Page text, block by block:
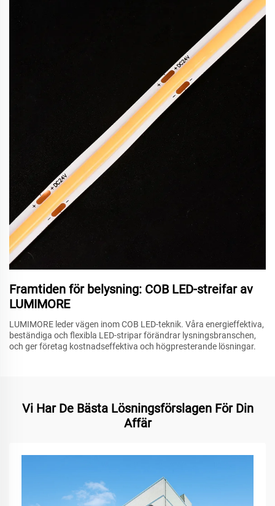
Framtiden för belysning: COB LED-streifar av
LUMIMORE
LUMIMORE leder vägen inom COB LED-teknik. Våra energieffektiva,
beständiga och flexibla LED-stripar förändrar lysningsbranschen,
och ger företag kostnadseffektiva och högpresterande lösningar.
Vi Har De Bästa Lösningsförslagen För Din
Affär